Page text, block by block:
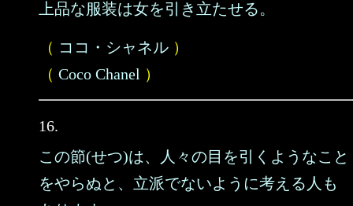
上品な服装は女を引き立たせる。
（ ココ・シャネル ）
（ Coco Chanel ）
16.
この節(せつ)は、人々の目を引くようなこと
をやらぬと、立派でないように考える人も